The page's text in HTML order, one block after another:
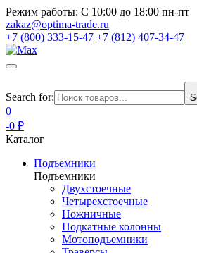
Режим работы: С 10:00 до 18:00 пн-пт
zakaz@optima-trade.ru
+7 (800) 333-15-47 +7 (812) 407-34-47
Search for:
0
-0 ₽
Каталог
Подъемники
Подъемники
Двухстоечные
Четырехстоечные
Ножничные
Подкатные колонны
Мотоподъемники